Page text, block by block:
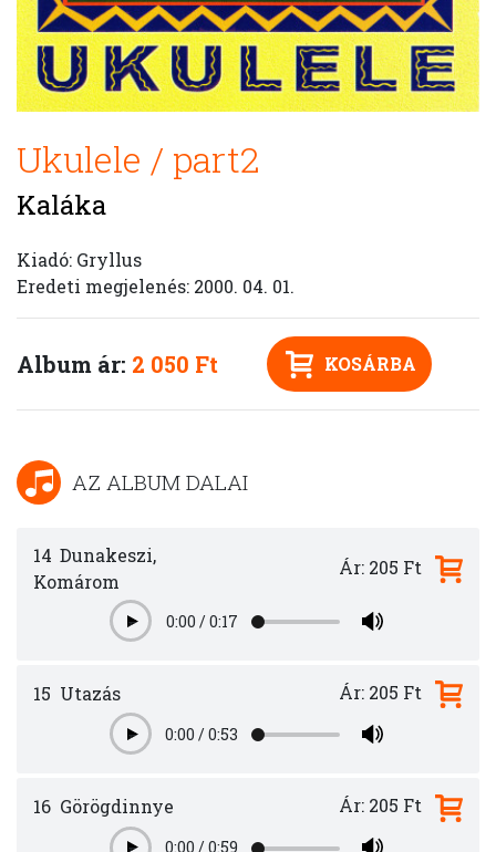
Ukulele / part2
Kaláka
Kiadó: Gryllus
Eredeti megjelenés: 2000. 04. 01.
Album ár: 2 050 Ft KOSÁRBA
AZ ALBUM DALAI
14 Dunakeszi,
Komárom
Play0:00 /0:17
Ár: 205 Ft
15 Utazás
Play0:00 /0:53
Ár: 205 Ft
16 Görögdinnye
0:00 /0:59
Ár: 205 Ft